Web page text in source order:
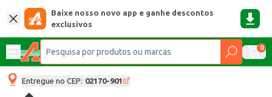
Baixe nosso novo app e ganhe descontos
exclusivos
0
Entregue no CEP: 02170-901